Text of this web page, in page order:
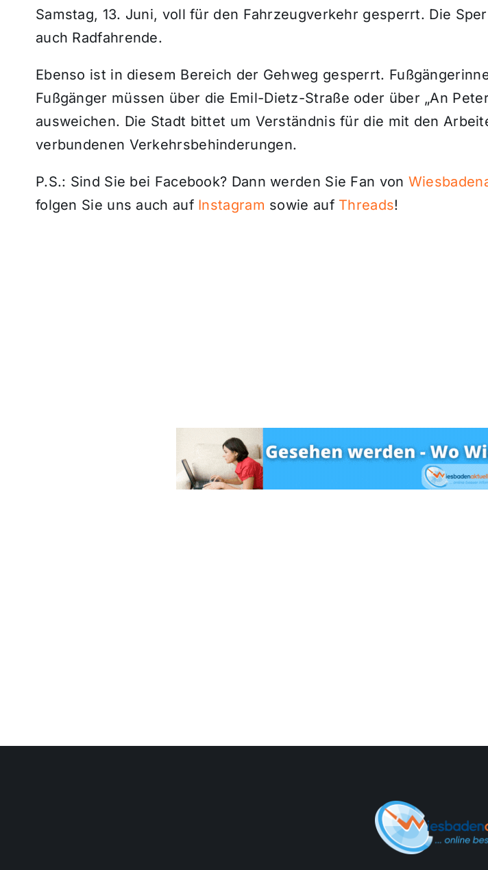
Samstag, 13. Juni, voll für den Fahrzeugverkehr gesperrt. Die
auch Radfahrende.
Ebenso ist in diesem Bereich der Gehweg gesperrt.
Fußgänger müssen über die Emil-Dietz-Straße oder über „An
ausweichen. Die Stadt bittet um Verständnis für die mit den
verbundenen Verkehrsbehinderungen.
P.S.: Sind Sie bei Facebook? Dann werden Sie Fan von
folgen Sie uns auch auf Instagram sowie auf Threads!